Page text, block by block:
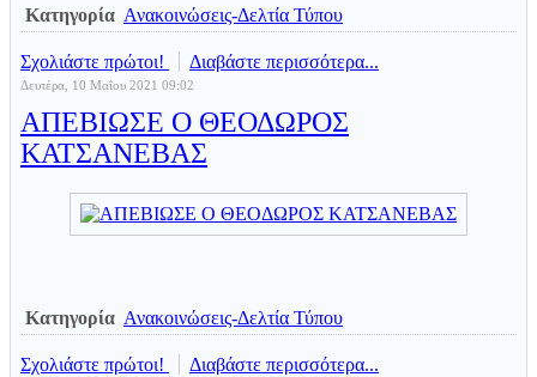
Κατηγορία Ανακοινώσεις-Δελτία Τύπου
Σχολιάστε πρώτοι! Διαβάστε περισσότερα...
Δευτέρα, 10 Μαΐου 2021 09:02
ΑΠΕΒΙΩΣΕ Ο ΘΕΟΔΩΡΟΣ
ΚΑΤΣΑΝΕΒΑΣ
Κατηγορία Ανακοινώσεις-Δελτία Τύπου
Σχολιάστε πρώτοι! Διαβάστε περισσότερα...